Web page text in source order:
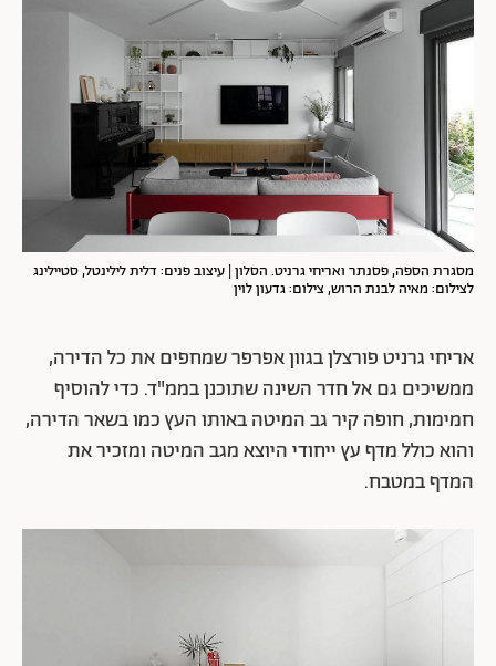
מסגרת הספה, פסנתר ואריחי גרניט. הסלון | עיצוב פנים: דלית לילינטל, סטיילינג
לצילום: מאיה לבנת הרוש, צילום: גדעון לוין
אריחי גרניט פורצלן בגוון אפרפר שמחפים את כל הדירה,
ממשיכים גם אל חדר השינה שתוכנן בממ"ד. כדי להוסיף
חמימות, חופה קיר גב המיטה באותו העץ כמו בשאר הדירה,
והוא כולל מדף עץ ייחודי היוצא מגב המיטה ומזכיר את
המדף במטבח.